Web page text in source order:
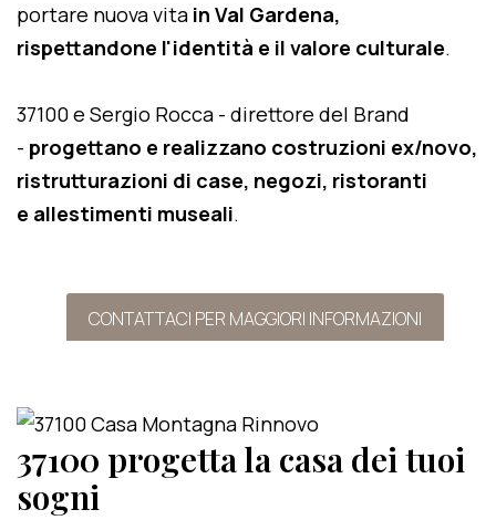
portare nuova vita in Val Gardena,
rispettandone l'identità e il valore culturale.
37100 e Sergio Rocca - direttore del Brand
- progettano e realizzano costruzioni ex/novo,
ristrutturazioni di case, negozi, ristoranti
e allestimenti museali.
CONTATTACI PER MAGGIORI INFORMAZIONI
37100 progetta la casa dei tuoi
sogni